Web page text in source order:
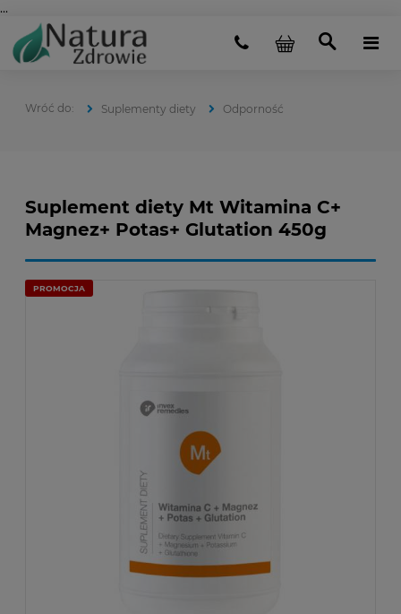
...
Suplementy diety Odporność
Suplement diety Mt Witamina C+
Magnez+ Potas+ Glutation 450g
PROMOCJA